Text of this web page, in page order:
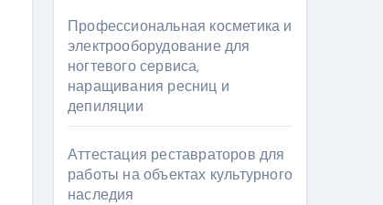
Профессиональная косметика и
электрооборудование для
ногтевого сервиса,
наращивания ресниц и
депиляции
Аттестация реставраторов для
работы на объектах культурного
наследия